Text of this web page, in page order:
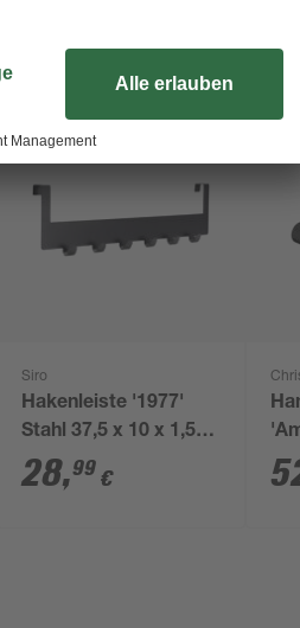
Siro
Hakenleiste '1977'
Stahl 37,5 x 10 x 1,55
cm, 6 Haken
28,99 €
cm